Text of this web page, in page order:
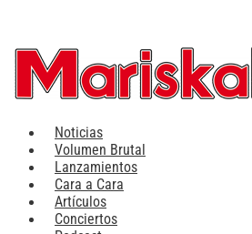
contenido
Noticias
Volumen Brutal
Lanzamientos
Cara a Cara
Artículos
Conciertos